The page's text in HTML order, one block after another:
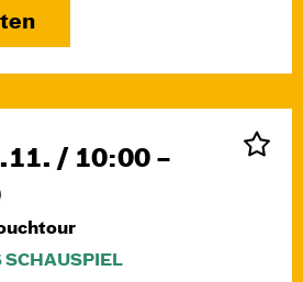
/ 10:00 –
SCHAUSPIEL